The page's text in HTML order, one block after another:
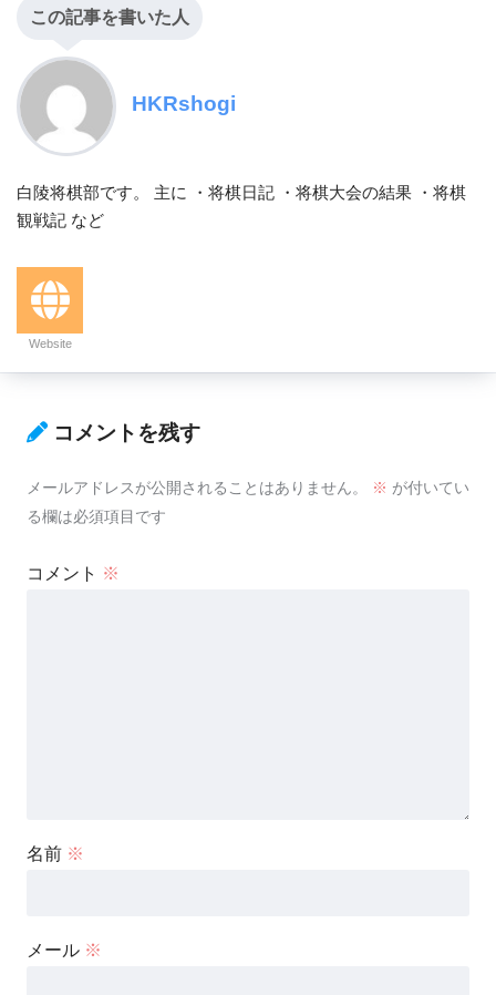
この記事を書いた人
HKRshogi
白陵将棋部です。 主に ・将棋日記 ・将棋大会の結果 ・将棋
観戦記 など
Website
コメントを残す
メールアドレスが公開されることはありません。 ※ が付いてい
る欄は必須項目です
コメント ※
名前 ※
メール ※